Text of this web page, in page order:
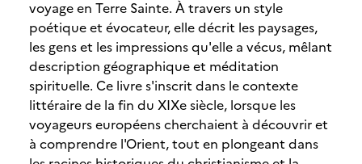
voyage en Terre Sainte. À travers un style
poétique et évocateur, elle décrit les paysages,
les gens et les impressions qu'elle a vécus, mêlant
description géographique et méditation
spirituelle. Ce livre s'inscrit dans le contexte
littéraire de la fin du XIXe siècle, lorsque les
voyageurs européens cherchaient à découvrir et
à comprendre l'Orient, tout en plongeant dans